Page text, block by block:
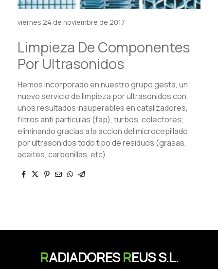
viernes 24 de noviembre de 2017
Limpieza De Componentes
Por Ultrasonidos
Hemos incorporado en nuestro grupo gesta, un
nuevo servicio de limpieza por ultrasonidos con
unos resultados insuperables en catalizadores,
filtros anti particulas (fap), turbos, colectores;
eliminando gracias a la accion del microcepillado
por ultrasonidos todo tipo de residuos (grasas,
aceites, carbonillas, etc)
RADIADORESREUS S.L.